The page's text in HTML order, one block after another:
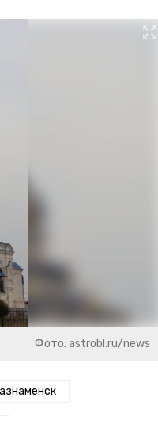
Фото: astrobl.ru/news